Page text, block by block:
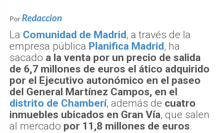
Por Redaccion
La Comunidad de Madrid, a través de la
empresa pública Planifica Madrid, ha
sacado a la venta por un precio de salida
de 6,7 millones de euros el ático adquirido
por el Ejecutivo autonómico en el paseo
del General Martínez Campos, en el
distrito de Chamberí, además de cuatro
inmuebles ubicados en Gran Vía, que salen
al mercado por 11,8 millones de euros.